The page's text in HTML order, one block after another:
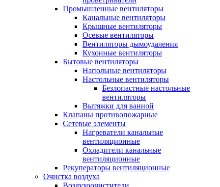
Промышленные вентиляторы
Канальные вентиляторы
Крышные вентиляторы
Осевые вентиляторы
Вентиляторы дымоудаления
Кухонные вентиляторы
Бытовые вентиляторы
Напольные вентиляторы
Настольные вентиляторы
Безлопастные настольные
вентиляторы
Вытяжки для ванной
Клапаны противопожарные
Сетевые элементы
Нагреватели канальные
вентиляционные
Охладители канальные
вентиляционные
Рекуператоры вентиляционные
Очистка воздуха
Воздухоочистители